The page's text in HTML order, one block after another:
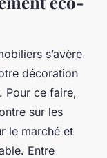
s’avère
décoration
Pour ce faire,
sur les
le marché et
Entre